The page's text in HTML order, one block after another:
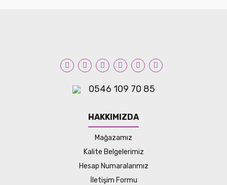
0546 109 70 85
HAKKIMIZDA
Mağazamız
Kalite Belgelerimiz
Hesap Numaralarımız
İletişim Formu